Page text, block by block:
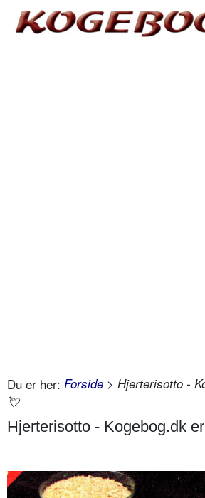
Du er her: Forside > Hjerterisotto -
💘
Hjerterisotto - Kogebog.dk